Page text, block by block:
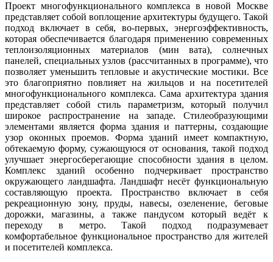
Проект многофункционального комплекса в новой Москве
представляет собой воплощение архитектуры будущего. Такой
подход включает в себя, во-первых, энергоэффективность,
которая обеспечивается благодаря применению современных
теплоизоляционных материалов (мин вата), солнечных
панелей, специальных узлов (рассчитанных в программе), что
позволяет уменьшить тепловые и акустические мостики. Все
это благоприятно повлияет на жильцов и на посетителей
многофункционального комплекса. Сама архитектура здания
представляет собой стиль параметризм, который получил
широкое распространение на западе. Стилеобразующими
элементами является форма здания и паттерны, создающие
узор оконных проемов. Форма зданий имеет компактную,
обтекаемую форму, сужающуюся от основания, такой подход
улучшает энергосберегающие способности здания в целом.
Комплекс зданий особенно подчеркивает пространство
окружающего ландшафта. Ландшафт несёт функциональную
составляющую проекта. Пространство включает в себя
рекреационную зону, пруды, навесы, озеленение, беговые
дорожки, магазины, а также пандусом который ведёт к
переходу в метро. Такой подход подразумевает
комфортабельное функциональное пространство для жителей
и посетителей комплекса.